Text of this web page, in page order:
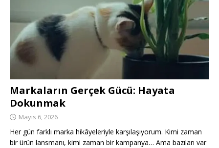
Markaların Gerçek Gücü: Hayata
Dokunmak
Mayıs 6, 2026
Her gün farklı marka hikâyeleriyle karşılaşıyorum. Kimi zaman
bir ürün lansmanı, kimi zaman bir kampanya… Ama bazıları var